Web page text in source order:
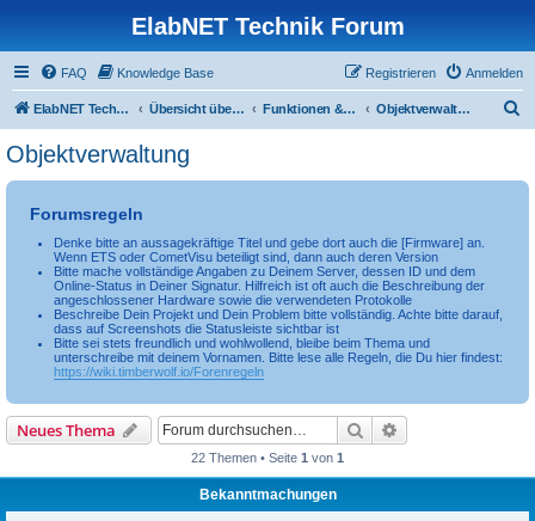
ElabNET Technik Forum
FAQ Knowledge Base Anmelden
Registrieren
ElabNET Technik Forum Übersicht über forum.timberwolf.io Funktionen & Leistungsmerkmale Objektverwaltung
Objektverwaltung
Forumsregeln
Denke bitte an aussagekräftige Titel und gebe dort auch die [Firmware] an.
Wenn ETS oder CometVisu beteiligt sind, dann auch deren Version
Bitte mache vollständige Angaben zu Deinem Server, dessen ID und dem
Online-Status in Deiner Signatur. Hilfreich ist oft auch die Beschreibung der
angeschlossener Hardware sowie die verwendeten Protokolle
Beschreibe Dein Projekt und Dein Problem bitte vollständig. Achte bitte darauf,
dass auf Screenshots die Statusleiste sichtbar ist
Bitte sei stets freundlich und wohlwollend, bleibe beim Thema und
unterschreibe mit deinem Vornamen. Bitte lese alle Regeln, die Du hier findest:
https://wiki.timberwolf.io/Forenregeln
Neues Thema Suche
22 Themen • Seite 1 von 1
Bekanntmachungen